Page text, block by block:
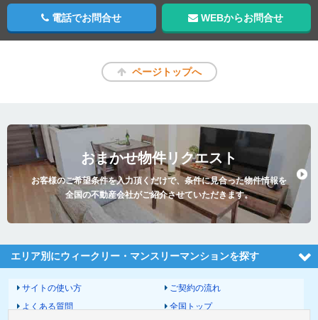
電話でお問合せ WEBからお問合せ
ページトップへ
おまかせ物件リクエスト
お客様のご希望条件を入力頂くだけで、条件に見合った物件情報を
全国の不動産会社がご紹介させていただきます。
エリア別にウィークリー・マンスリーマンションを探す
サイトの使い方
ご契約の流れ
よくある質問
全国トップ